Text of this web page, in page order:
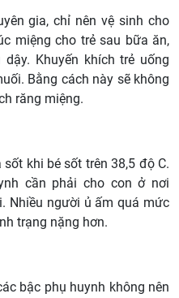
gia, chỉ nên vệ sinh cho
miệng cho trẻ sau bữa ăn,
Khuyến khích trẻ uống
Bằng cách này sẽ không
răng miệng.
khi bé sốt trên 38,5 độ C.
cần phải cho con ở nơi
Nhiều người ủ ấm quá mức
trạng nặng hơn.
bậc phụ huynh không nên